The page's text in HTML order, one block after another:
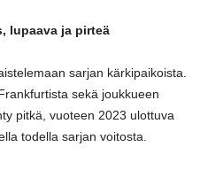
lupaava ja pirteä
sarjan kärkipaikoista.
sekä joukkueen
pitkä, vuoteen 2023 ulottuva
todella sarjan voitosta.